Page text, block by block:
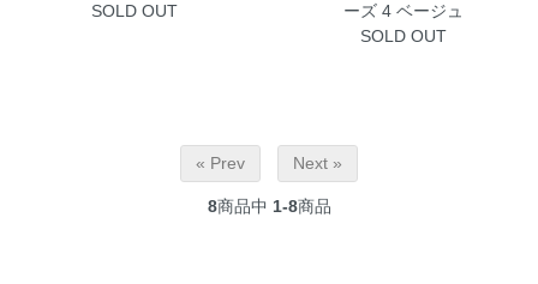
SOLD OUT
ーズ 4 ベージュ
SOLD OUT
« Prev Next »
8商品中 1-8商品